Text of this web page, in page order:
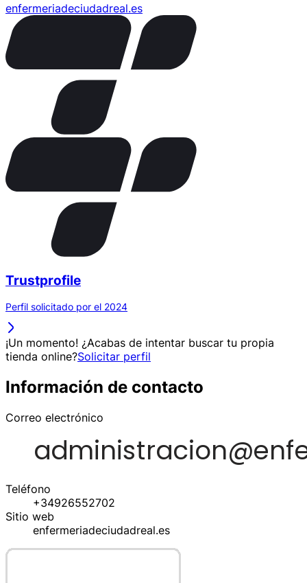
enfermeriadeciudadreal.es
Trustprofile
Perfil solicitado por el 2024
¡Un momento! ¿Acabas de intentar buscar tu propia
tienda online?Solicitar perfil
Información de contacto
Correo electrónico
Teléfono
+34926552702
Sitio web
enfermeriadeciudadreal.es